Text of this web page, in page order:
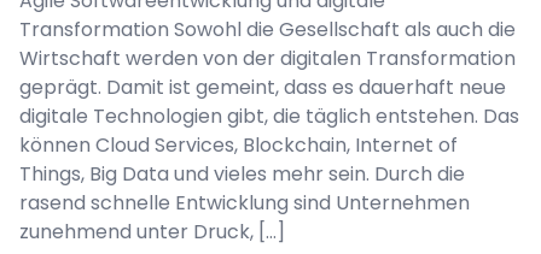
Transformation Sowohl die Gesellschaft als auch die
Wirtschaft werden von der digitalen Transformation
geprägt. Damit ist gemeint, dass es dauerhaft neue
digitale Technologien gibt, die täglich entstehen. Das
können Cloud Services, Blockchain, Internet of
Things, Big Data und vieles mehr sein. Durch die
rasend schnelle Entwicklung sind Unternehmen
zunehmend unter Druck, […]